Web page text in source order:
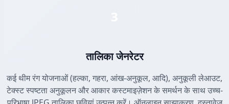
तालिका जेनरेटर
कई थीम रंग योजनाओं (हल्का, गहरा, आंख-अनुकूल, आदि), अनुकूली लेआउट,
टेक्स्ट स्पष्टता अनुकूलन और आकार कस्टमाइज़ेशन के समर्थन के साथ उच्च-